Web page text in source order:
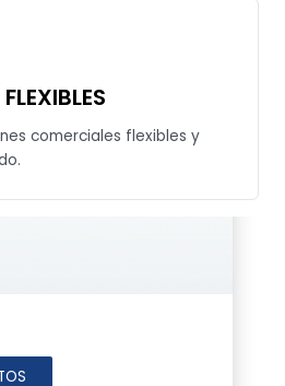
comerciales flexibles y